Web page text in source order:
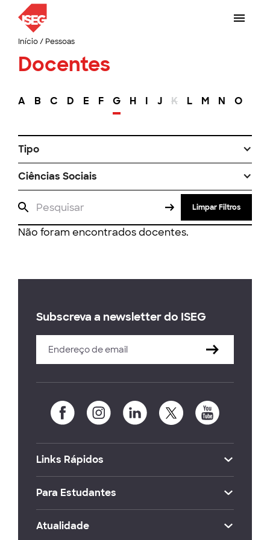
Início/ Pessoas
Docentes
A B C D E F G H I J K L M N O
Tipo
Ciências Sociais
Limpar Filtros
Não foram encontrados docentes.
Subscreva a newsletter do ISEG
Links Rápidos
Para Estudantes
Atualidade